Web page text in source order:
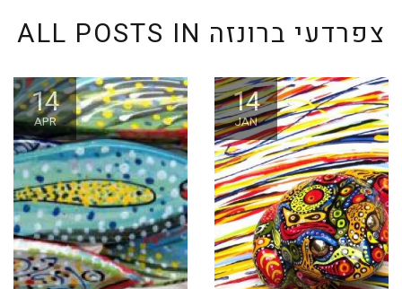
ALL POSTS IN צפרדעי ברונזה
14
APR 14
JAN